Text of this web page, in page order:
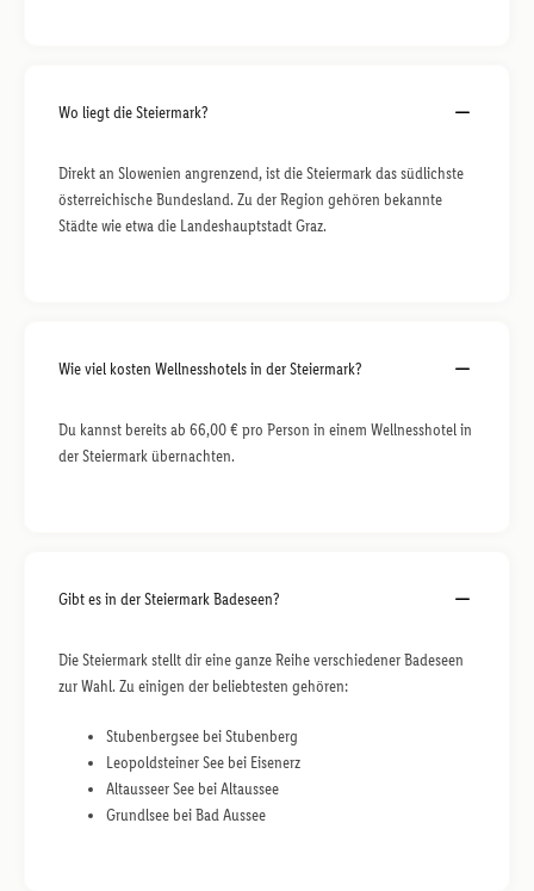
Wo liegt die Steiermark?
Direkt an Slowenien angrenzend, ist die Steiermark das südlichste
österreichische Bundesland. Zu der Region gehören bekannte
Städte wie etwa die Landeshauptstadt Graz.
Wie viel kosten Wellnesshotels in der Steiermark?
Du kannst bereits ab 66,00 € pro Person in einem Wellnesshotel in
der Steiermark übernachten.
Gibt es in der Steiermark Badeseen?
Die Steiermark stellt dir eine ganze Reihe verschiedener Badeseen
zur Wahl. Zu einigen der beliebtesten gehören:
Stubenbergsee bei Stubenberg
Leopoldsteiner See bei Eisenerz
Altausseer See bei Altaussee
Grundlsee bei Bad Aussee